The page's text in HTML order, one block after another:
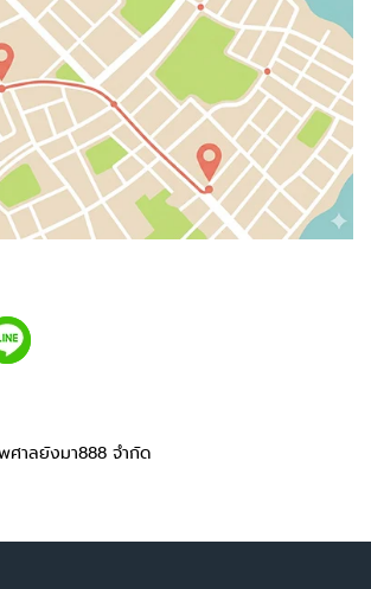
ศาลยังมา888 จำกัด